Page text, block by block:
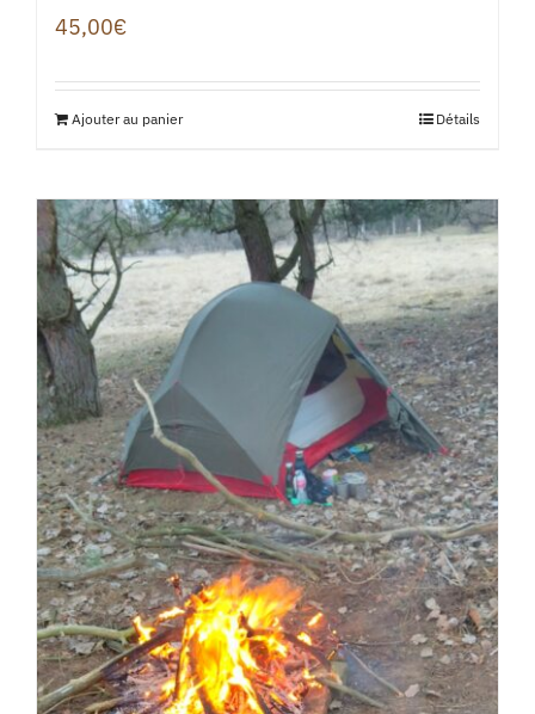
45,00€
Ajouter au panier Détails